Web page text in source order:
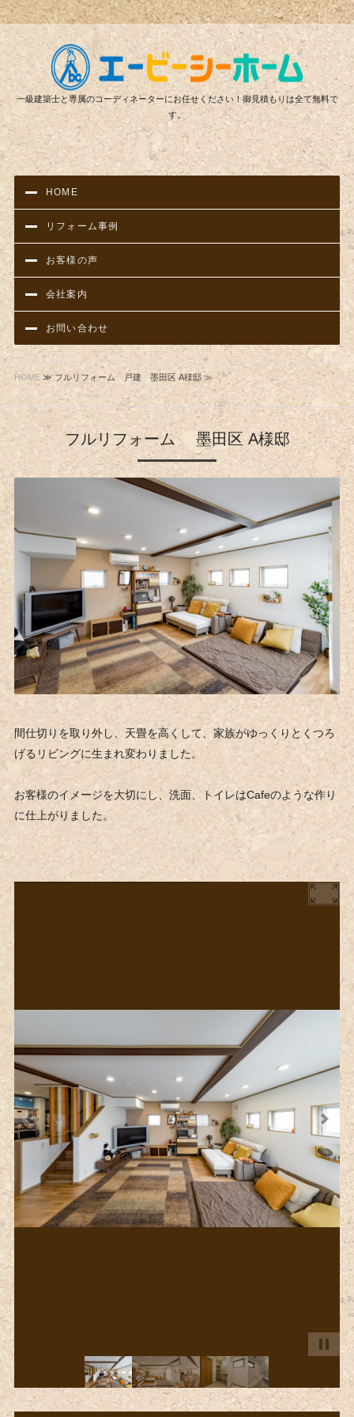
リ
一級建築士と専属のコーディネーターにお任せください！御見積もりは全て無料で
す。
HOME
リフォーム事例
お客様の声
会社案内
お問い合わせ
HOME≫ フルリフォーム 戸建 墨田区 A様邸 ≫
フルリフォーム 墨田区 A様邸
間仕切りを取り外し、天畳を高くして、家族がゆっくりとくつろ
げるリビングに生まれ変わりました。
お客様のイメージを大切にし、洗面、トイレはCafeのような作り
に仕上がりました。